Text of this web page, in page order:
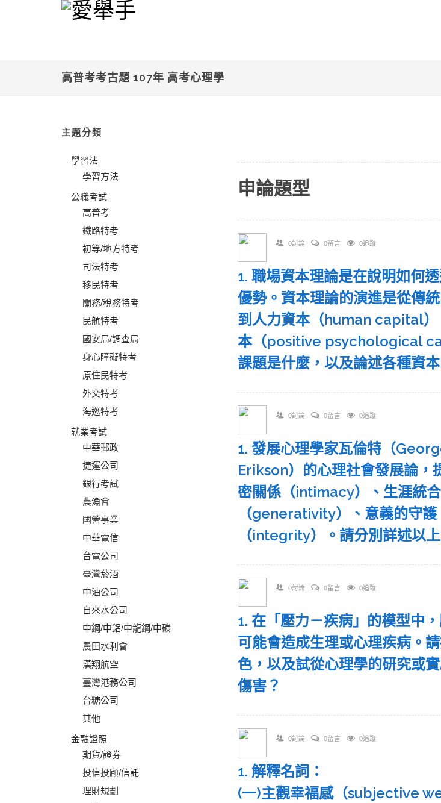
高普考考古題 107年 高考心理學
主題分類
學習法
學習方法
公職考試
高普考
鐵路特考
初等/地方特考
司法特考
移民特考
關務/稅務特考
民航特考
國安局/調查局
身心障礙特考
原住民特考
外交特考
海巡特考
就業考試
中華郵政
捷運公司
銀行考試
農漁會
國營事業
中華電信
台電公司
臺灣菸酒
中油公司
自來水公司
中鋼/中鋁/中龍鋼/中碳
農田水利會
漢翔航空
臺灣港務公司
台糖公司
其他
金融證照
期貨/證券
投信投顧/信託
理財規劃
申論題型
0討論 0留言 0追蹤
1. 職場資本理論是在說明如何
優勢。資本理論的演進是從傳
到人力資本（human capital
本（positive psychological
課題是什麼，以及論述各種資
0討論 0留言 0追蹤
1. 發展心理學家瓦倫特（
Erikson）的心理社會發展論
密關係（intimacy）、生涯統
（generativity）、意義的守
（integrity）。請分別詳述以
0討論 0留言 0追蹤
1. 在「壓力－疾病」的模型中
可能會造成生理或心理疾病。
色，以及試從心理學的研究或
傷害？
0討論 0留言 0追蹤
1. 解釋名詞：
(一)主觀幸福感（subjective